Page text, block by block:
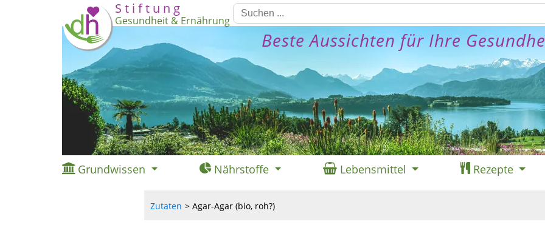
S t i f t u n g
Gesundheit & Ernährung
Beste Aussichten für Ihre
Grundwissen Nährstoffe Lebensmittel Rezepte
Zutaten Agar-Agar (bio, roh?)